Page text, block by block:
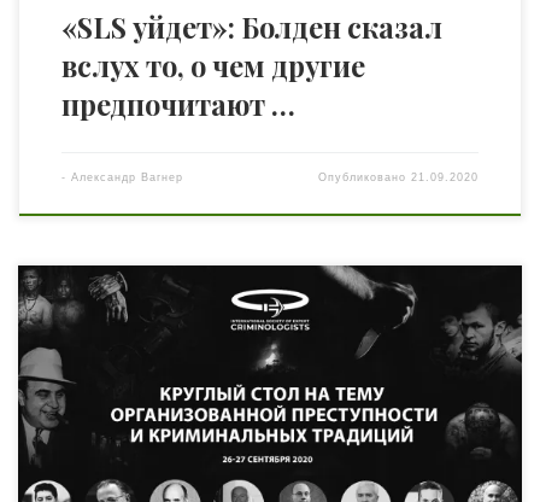
«SLS уйдет»: Болден сказал
вслух то, о чем другие
предпочитают …
- Александр Вагнер Опубликовано 21.09.2020
Мир стремительно меняется, как следствие, изменяя за
собой все аспекты нашей жизни. Организованная
преступность и криминальные традиции в данном
случае не исключение, и зачастую они первыми
реагируют на изменения – а значит, следить за новыми
тенденциями крайне необходимо. 26-27
сентября состоится уникальная конференция,
которая за одним онлайн-столом соберет мировых